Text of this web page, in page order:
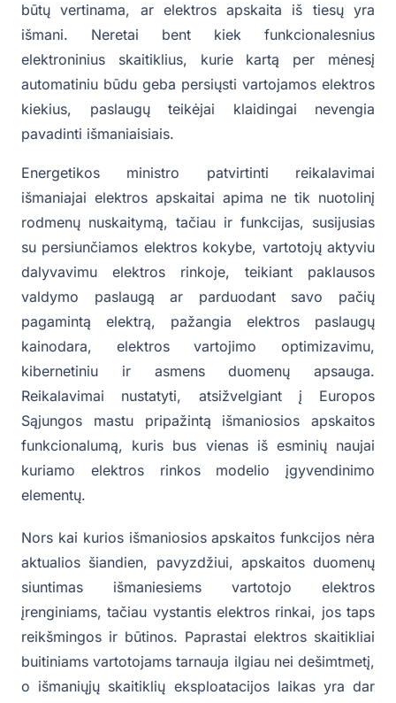
būtų vertinama, ar elektros apskaita iš tiesų yra
išmani. Neretai bent kiek funkcionalesnius
elektroninius skaitiklius, kurie kartą per mėnesį
automatiniu būdu geba persiųsti vartojamos elektros
kiekius, paslaugų teikėjai klaidingai nevengia
pavadinti išmaniaisiais.
Energetikos ministro patvirtinti reikalavimai
išmaniajai elektros apskaitai apima ne tik nuotolinį
rodmenų nuskaitymą, tačiau ir funkcijas, susijusias
su persiunčiamos elektros kokybe, vartotojų aktyviu
dalyvavimu elektros rinkoje, teikiant paklausos
valdymo paslaugą ar parduodant savo pačių
pagamintą elektrą, pažangia elektros paslaugų
kainodara, elektros vartojimo optimizavimu,
kibernetiniu ir asmens duomenų apsauga.
Reikalavimai nustatyti, atsižvelgiant į Europos
Sąjungos mastu pripažintą išmaniosios apskaitos
funkcionalumą, kuris bus vienas iš esminių naujai
kuriamo elektros rinkos modelio įgyvendinimo
elementų.
Nors kai kurios išmaniosios apskaitos funkcijos nėra
aktualios šiandien, pavyzdžiui, apskaitos duomenų
siuntimas išmaniesiems vartotojo elektros
įrenginiams, tačiau vystantis elektros rinkai, jos taps
reikšmingos ir būtinos. Paprastai elektros skaitikliai
buitiniams vartotojams tarnauja ilgiau nei dešimtmetį,
o išmaniųjų skaitiklių eksploatacijos laikas yra dar